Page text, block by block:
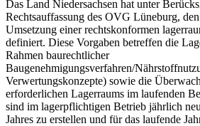
Das Land Niedersachsen hat unter
Rechtsauffassung des OVG Lüneburg,
Umsetzung einer rechtskonformen
definiert. Diese Vorgaben betreffen die
Rahmen baurechtlicher
Baugenehmigungsverfahren/
Verwertungskonzepte) sowie die
erforderlichen Lagerraums im laufenden
sind im lagerpflichtigen Betrieb jährlich
Jahres zu erstellen und für das laufende